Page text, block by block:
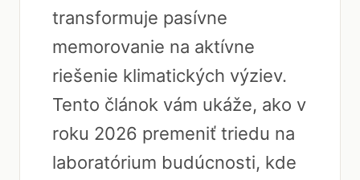
transformuje pasívne
memorovanie na aktívne
riešenie klimatických výziev.
Tento článok vám ukáže, ako v
roku 2026 premeniť triedu na
laboratórium budúcnosti, kde